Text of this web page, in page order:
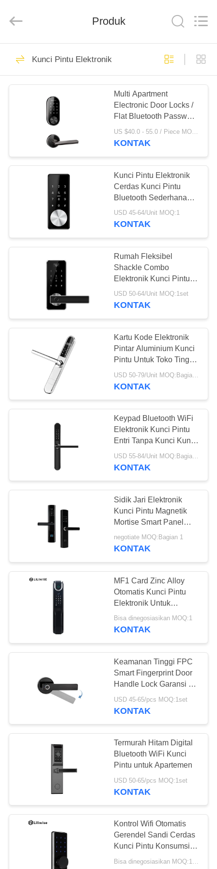
RUMAH
PRODUK
TENTANG
TUR
PABRIK
KONTROL
KUALITAS
HUBUNGI
NEWS
SITEMAP
KEBIJAKAN
PRIBADI
Technology
Limited.
Reserved.
Kunci Pintu
Elektronik
150
Fingerprint Door
Lock
71
Menghadapi
Pengakuan Door
Lock
Kunci Pintu Kamera
11
Kunci Pintu
Otomatis
Bluetooth Door Lock
31
Kode Kunci Pintu
19
Kunci Kartu Kunci
Pintu
Produk
Kunci Pintu Elektronik
Multi Apartment
Electronic Door Locks /
Flat Bluetooth Password
Electric Remote
Command Door Lock
US $40.0 - 55.0 / Piece MOQ:1set
KONTAK
Kunci Pintu Elektronik
Cerdas Kunci Pintu
Bluetooth Sederhana
Layar OLED Glisten
Kode Elektronik Tanpa
USD 45-64/Unit MOQ:1
KONTAK
Rumah Fleksibel
Shackle Combo
Elektronik Kunci Pintu
Nomor Kunci Paduan
Seng
USD 50-64/Unit MOQ:1set
KONTAK
Kartu Kode Elektronik
Pintar Aluminium Kunci
Pintu Untuk Toko Tinggi
Efektif
KONTAK
Keypad Bluetooth WiFi
Elektronik Kunci Pintu
Entri Tanpa Kunci Kunci
Kata Sandi Otomatis
USD 55-84/Unit MOQ:Bagian 1
KONTAK
Sidik Jari Elektronik
Kunci Pintu Magnetik
Mortise Smart Panel
Standar
negotiate MOQ:Bagian 1
KONTAK
MF1 Card Zinc Alloy
Otomatis Kunci Pintu
Elektronik Untuk
Hunian, Apartemen
Bisa dinegosiasikan MOQ:1
KONTAK
Keamanan Tinggi FPC
Smart Fingerprint Door
Handle Lock Garansi 2
Tahun
USD 45-65/pcs MOQ:1set
KONTAK
Termurah Hitam Digital
Bluetooth WiFi Kunci
Pintu untuk Apartemen
USD 50-65/pcs MOQ:1set
KONTAK
Kontrol Wifi Otomatis
Gerendel Sandi Cerdas
Kunci Pintu Konsumsi
Daya Rendah
Bisa dinegosiasikan MOQ:1set